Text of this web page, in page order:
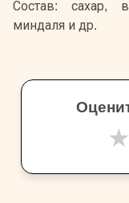
Состав: сахар,
миндаля и др.
★